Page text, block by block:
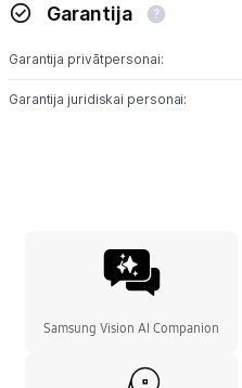
Garantija
Garantija privātpersonai:
Garantija juridiskai personai:
Samsung Vision AI Companion